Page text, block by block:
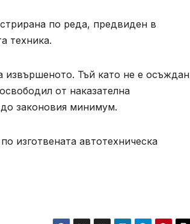
по реда, предвиден в
техника.
извършеното. Тъй като не е осъждан
от наказателна
законовия минимум.
изготвената автотехническа